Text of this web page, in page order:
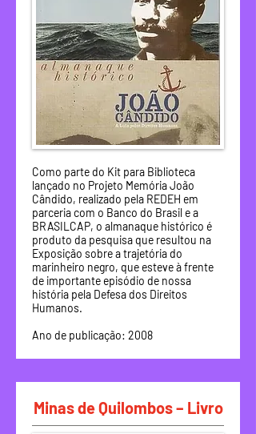
Como parte do Kit para Biblioteca
lançado no Projeto Memória João
Cândido, realizado pela REDEH em
parceria com o Banco do Brasil e a
BRASILCAP, o almanaque histórico é
produto da pesquisa que resultou na
Exposição sobre a trajetória do
marinheiro negro, que esteve à frente
de importante episódio de nossa
história pela Defesa dos Direitos
Humanos.
Ano de publicação: 2008
Minas de Quilombos – Livro